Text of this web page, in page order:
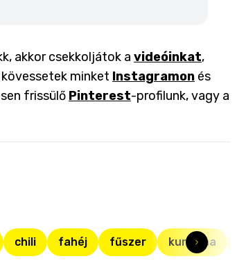
akkor csekkoljátok a videóinkat,
kövessetek minket Instagramon és
frissülő Pinterest-profilunk, vagy a
chili fahéj fűszer kurkuma